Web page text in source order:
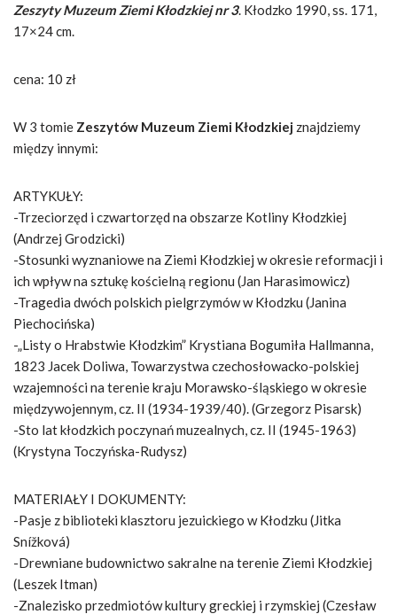
Zeszyty Muzeum Ziemi Kłodzkiej nr 3. Kłodzko 1990, ss. 171,
17×24 cm.
cena: 10 zł
W 3 tomie Zeszytów Muzeum Ziemi Kłodzkiej znajdziemy
między innymi:
ARTYKUŁY:
-Trzeciorzęd i czwartorzęd na obszarze Kotliny Kłodzkiej
(Andrzej Grodzicki)
-Stosunki wyznaniowe na Ziemi Kłodzkiej w okresie reformacji i
ich wpływ na sztukę kościelną regionu (Jan Harasimowicz)
-Tragedia dwóch polskich pielgrzymów w Kłodzku (Janina
Piechocińska)
-„Listy o Hrabstwie Kłodzkim” Krystiana Bogumiła Hallmanna,
1823 Jacek Doliwa, Towarzystwa czechosłowacko-polskiej
wzajemności na terenie kraju Morawsko-śląskiego w okresie
międzywojennym, cz. II (1934-1939/40). (Grzegorz Pisarsk)
-Sto lat kłodzkich poczynań muzealnych, cz. II (1945-1963)
(Krystyna Toczyńska-Rudysz)
MATERIAŁY I DOKUMENTY:
-Pasje z biblioteki klasztoru jezuickiego w Kłodzku (Jitka
Snížková)
-Drewniane budownictwo sakralne na terenie Ziemi Kłodzkiej
(Leszek Itman)
-Znalezisko przedmiotów kultury greckiej i rzymskiej (Czesław